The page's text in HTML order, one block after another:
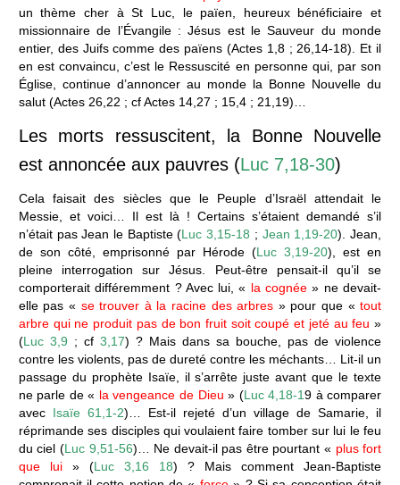
un thème cher à St Luc, le païen, heureux bénéficiaire et
missionnaire de l’Évangile : Jésus est le Sauveur du monde
entier, des Juifs comme des païens (Actes 1,8 ; 26,14-18). Et il
en est convaincu, c’est le Ressuscité en personne qui, par son
Église, continue d’annoncer au monde la Bonne Nouvelle du
salut (Actes 26,22 ; cf Actes 14,27 ; 15,4 ; 21,19)…
Les morts ressuscitent, la Bonne Nouvelle
est annoncée aux pauvres (Luc 7,18-30)
Cela faisait des siècles que le Peuple d’Israël attendait le
Messie, et voici… Il est là ! Certains s’étaient demandé s’il
n’était pas Jean le Baptiste (Luc 3,15-18 ; Jean 1,19-20). Jean,
de son côté, emprisonné par Hérode (Luc 3,19-20), est en
pleine interrogation sur Jésus. Peut-être pensait-il qu’il se
comporterait différemment ? Avec lui, « la cognée » ne devait-
elle pas « se trouver à la racine des arbres » pour que «tout
arbre qui ne produit pas de bon fruit soit coupé et jeté au feu »
(Luc 3,9 ; cf 3,17) ? Mais dans sa bouche, pas de violence
contre les violents, pas de dureté contre les méchants… Lit-il un
passage du prophète Isaïe, il s’arrête juste avant que le texte
ne parle de « la vengeance de Dieu » (Luc 4,18-19 à comparer
avec Isaïe 61,1-2)… Est-il rejeté d’un village de Samarie, il
réprimande ses disciples qui voulaient faire tomber sur lui le feu
du ciel (Luc 9,51-56)… Ne devait-il pas être pourtant « plus fort
que lui» (Luc 3,16 18) ? Mais comment Jean-Baptiste